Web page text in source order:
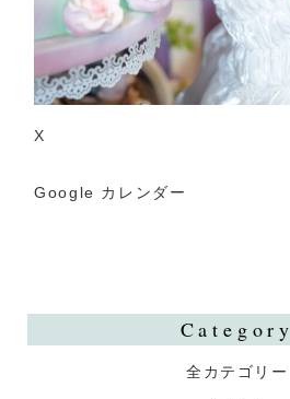
X
Google カレンダー
Category
全カテゴリー